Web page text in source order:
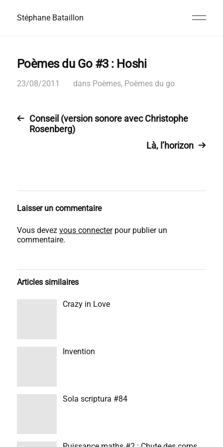
Stéphane Bataillon
Poèmes du Go #3 : Hoshi
23/08/2011 dans Poèmes, Poèmes du go
Conseil (version sonore avec Christophe
Rosenberg)
Là, l’horizon
Laisser un commentaire
Vous devez vous connecterpour publier un
commentaire.
Articles similaires
Crazy in Love
Invention
Sola scriptura #84